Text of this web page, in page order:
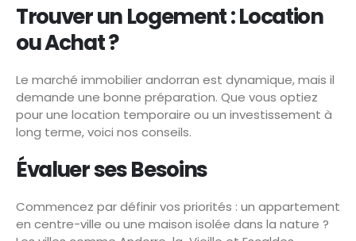
Trouver un Logement : Location
ou Achat ?
Le marché immobilier andorran est dynamique, mais il
demande une bonne préparation. Que vous optiez
pour une location temporaire ou un investissement à
long terme, voici nos conseils.
Évaluer ses Besoins
Commencez par définir vos priorités : un appartement
en centre-ville ou une maison isolée dans la nature ?